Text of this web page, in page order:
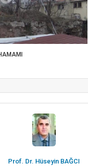
Prof. Dr. Hüseyin BAĞCI